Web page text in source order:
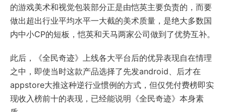
的游戏美术和视觉包装部分正是由恺英主要负责的，而要
做出超出行业平均水平一大截的美术质量，是绝大多数国
内中小CP的短板，恺英和天马两家公司做到了优势互补。
此后，《全民奇迹》上线各大平台后的优异表现自在情理
之中，即使当时这款产品选择了先发android、后才在
appstore大推这种逆行业惯例的方式，但仅凭付费榜即实
现收入榜前十的表现，已经能说明《全民奇迹》本身素